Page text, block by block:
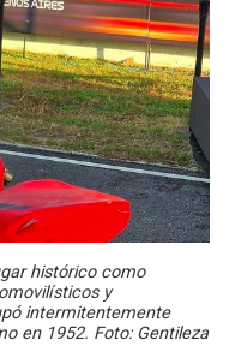
histórico como
y
intermitentemente
en 1952. Foto: Gentileza